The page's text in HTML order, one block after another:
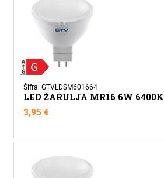
Šifra: GTVLDSM601664
LED ŽARULJA MR16 6W 6400K
3,95€